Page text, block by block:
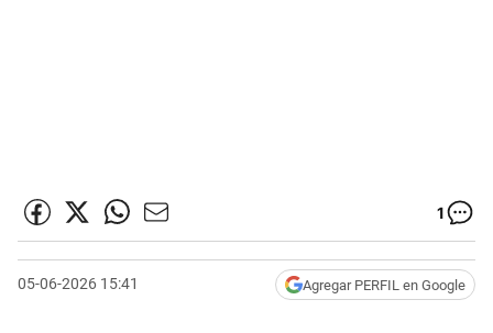
1
05-06-2026 15:41 Agregar PERFIL en Google